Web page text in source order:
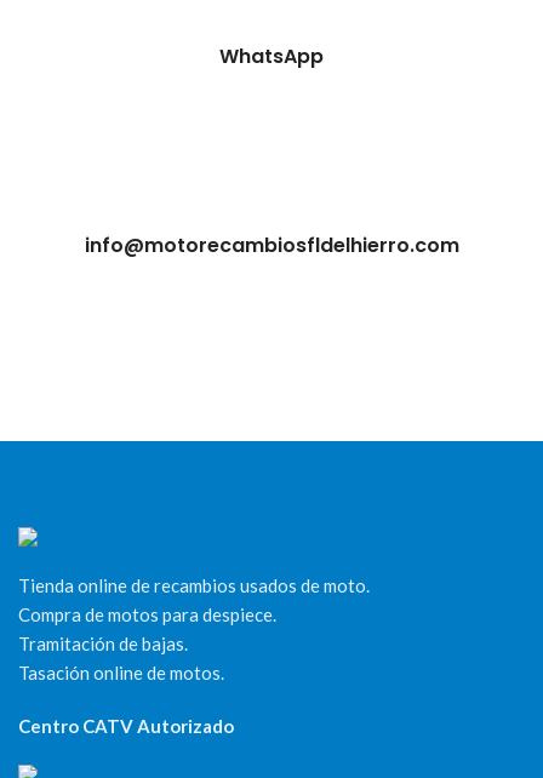
WhatsApp
info@motorecambiosfldelhierro.com
Tienda online de recambios usados de moto.
Compra de motos para despiece.
Tramitación de bajas.
Tasación online de motos.
Centro CATV Autorizado